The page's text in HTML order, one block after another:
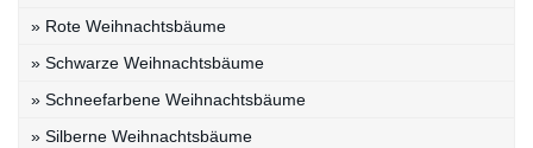
» Rote Weihnachtsbäume
» Schwarze Weihnachtsbäume
» Schneefarbene Weihnachtsbäume
» Silberne Weihnachtsbäume